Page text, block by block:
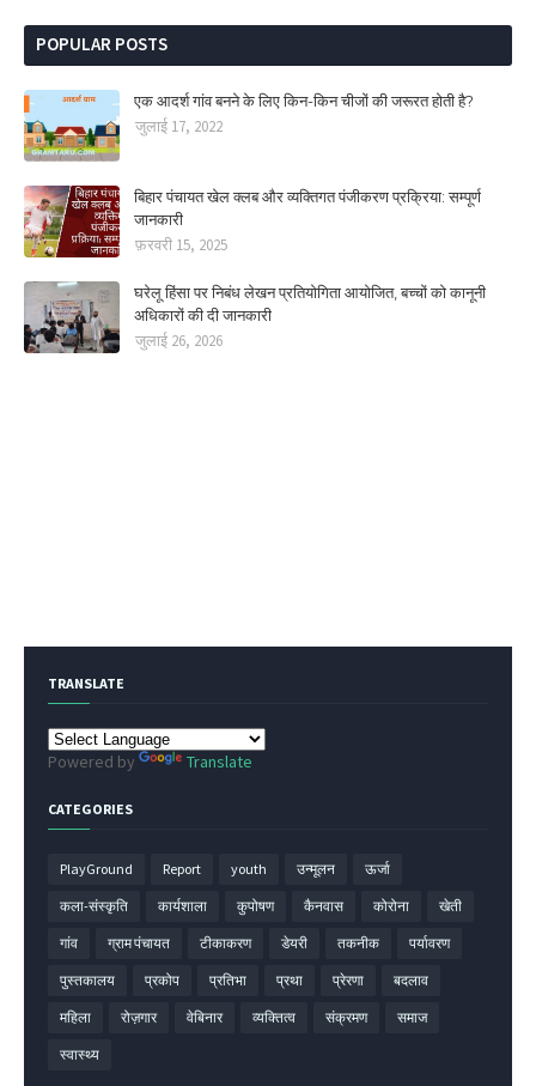
POPULAR POSTS
एक आदर्श गांव बनने के लिए किन-किन चीजों की जरूरत होती है?
जुलाई 17, 2022
बिहार पंचायत खेल क्लब और व्यक्तिगत पंजीकरण प्रक्रिया: सम्पूर्ण
जानकारी
फ़रवरी 15, 2025
घरेलू हिंसा पर निबंध लेखन प्रतियोगिता आयोजित, बच्चों को कानूनी
अधिकारों की दी जानकारी
जुलाई 26, 2026
TRANSLATE
Powered by Translate
CATEGORIES
PlayGround Report youth उन्मूलन ऊर्जा
कला-संस्कृति कार्यशाला कुपोषण कैनवास कोरोना खेती
गांव ग्राम पंचायत टीकाकरण डेयरी तकनीक पर्यावरण
पुस्तकालय प्रकोप प्रतिभा प्रथा प्रेरणा बदलाव
महिला रोज़गार वेबिनार व्यक्तित्व संक्रमण समाज
स्वास्थ्य